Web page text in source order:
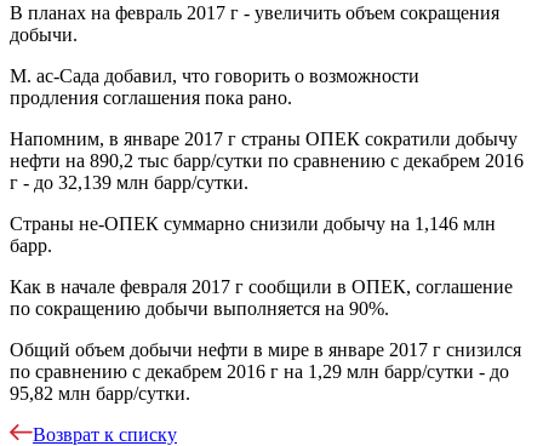
В планах на февраль 2017 г - увеличить объем сокращения
добычи.
М. ас-Сада добавил, что говорить о возможности
продления соглашения пока рано.
Напомним, в январе 2017 г страны ОПЕК сократили добычу
нефти на 890,2 тыс барр/сутки по сравнению с декабрем 2016
г - до 32,139 млн барр/сутки.
Страны не-ОПЕК суммарно снизили добычу на 1,146 млн
барр.
Как в начале февраля 2017 г сообщили в ОПЕК, соглашение
по сокращению добычи выполняется на 90%.
Общий объем добычи нефти в мире в январе 2017 г снизился
по сравнению с декабрем 2016 г на 1,29 млн барр/сутки - до
95,82 млн барр/сутки.
Возврат к списку